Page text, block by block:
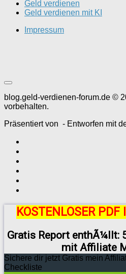
Geld verdienen
Geld verdienen mit KI
Impressum
blog.geld-verdienen-forum.de ©
vorbehalten.
Präsentiert von - Entworfen mit
KOSTENLOSER PDF
Gratis Report enthÃ¼llt:
mit Affiliate
Sichere dir jetzt Gratis mein
Checkliste